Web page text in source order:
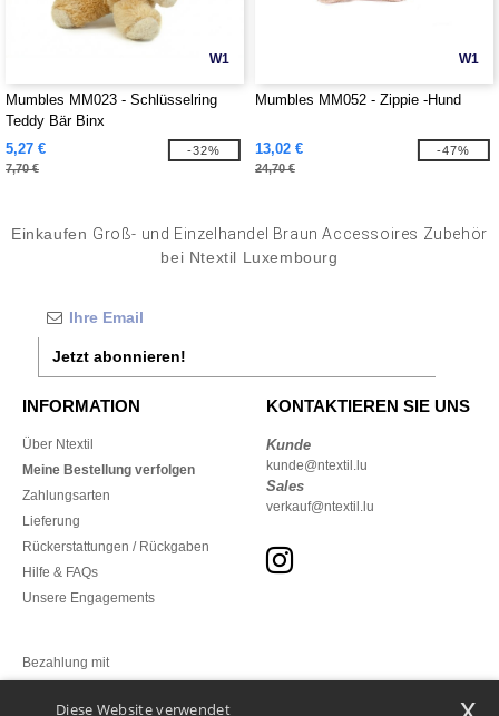
W1
Mumbles MM023 - Schlüsselring
Teddy Bär Binx
5,27 €
7,70 €
-32%
W1
Mumbles MM052 - Zippie -Hund
13,02 €
24,70 €
-47%
Einkaufen Groß- und Einzelhandel Braun Accessoires Zubehör
bei Ntextil Luxembourg
Jetzt abonnieren!
INFORMATION
Über Ntextil
Meine Bestellung verfolgen
Zahlungsarten
Lieferung
Rückerstattungen / Rückgaben
Hilfe & FAQs
Unsere Engagements
KONTAKTIEREN SIE UNS
Kunde
kunde@ntextil.lu
Sales
verkauf@ntextil.lu
Bezahlung mit
Diese Website verwendet